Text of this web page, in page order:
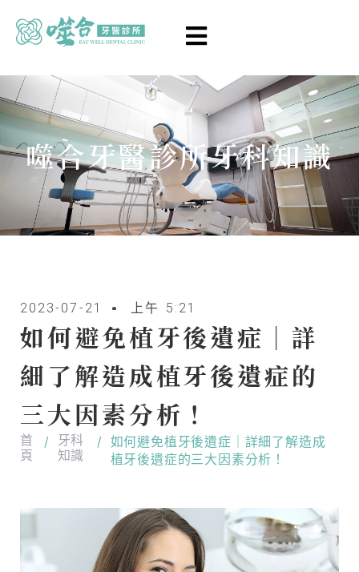
噬合牙醫診所牙科知識
2023-07-21 上午 5:21
如何避免植牙後遺症｜詳
細了解造成植牙後遺症的
三大因素分析！
首
頁
/
牙科
知識
/ 如何避免植牙後遺症｜詳細了解造成
植牙後遺症的三大因素分析！